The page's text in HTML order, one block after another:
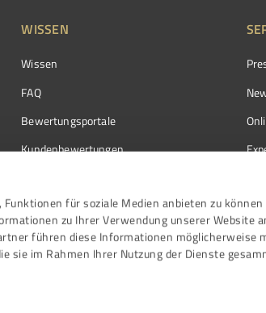
für soziale Medien anbieten zu können
zu Ihrer Verwendung unserer Website
führen diese Informationen möglicherweise
sie im Rahmen Ihrer Nutzung der Dienste
WISSEN
Wissen
FAQ
Bewertungsportale
Kundenbewertungen
Bewertungs­richtlinien
Events